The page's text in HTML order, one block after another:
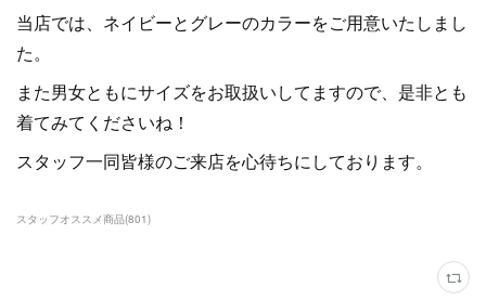
当店では、ネイビーとグレーのカラーをご用意いたしまし
た。
また男女ともにサイズをお取扱いしてますので、是非とも
着てみてくださいね！
スタッフ一同皆様のご来店を心待ちにしております。
スタッフオススメ商品(801)